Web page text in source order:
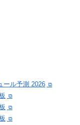
ール予測 2026